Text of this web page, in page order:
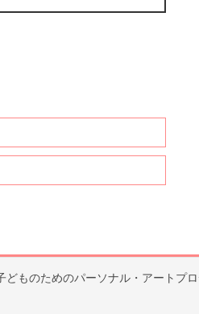
ものためのパーソナル・アートプロ